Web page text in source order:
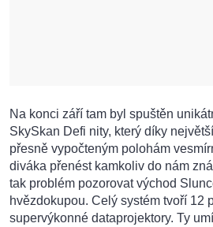
Na konci září tam byl spuštěn
SkySkan Defi nity, který díky
přesně vypočteným polohám
diváka přenést kamkoliv do nám
tak problém pozorovat východ
hvězdokupou. Celý systém tvoří 12
supervýkonné dataprojektory. Ty